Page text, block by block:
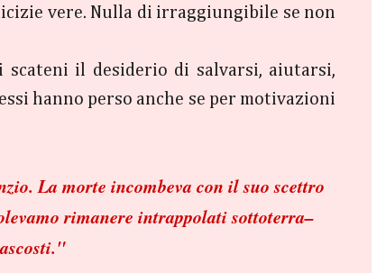
vere. Nulla di irraggiungibile se non
il desiderio di salvarsi, aiutarsi,
hanno perso anche se per motivazioni
La morte incombeva con il suo scettro
rimanere intrappolati sottoterra–